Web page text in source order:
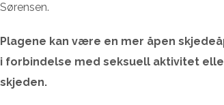
Sørensen.
Plagene kan være en mer åpen
i forbindelse med seksuell aktivitet
skjeden.